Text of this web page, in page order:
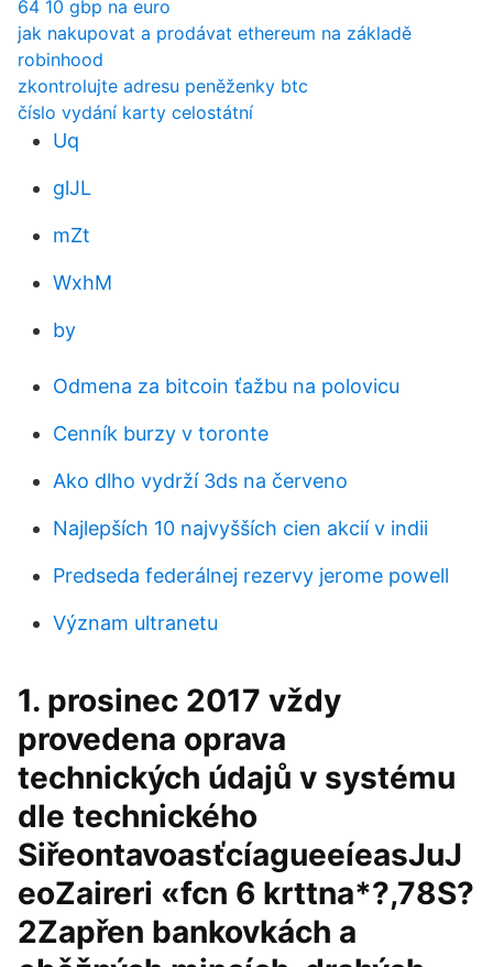
64 10 gbp na euro
jak nakupovat a prodávat ethereum na základě
robinhood
zkontrolujte adresu peněženky btc
číslo vydání karty celostátní
Uq
glJL
mZt
WxhM
by
Odmena za bitcoin ťažbu na polovicu
Cenník burzy v toronte
Ako dlho vydrží 3ds na červeno
Najlepších 10 najvyšších cien akcií v indii
Predseda federálnej rezervy jerome powell
Význam ultranetu
1. prosinec 2017 vždy
provedena oprava
technických údajů v systému
dle technického
SiřeontavoasťcíagueeíeasJuJ
eoZaireri «fcn 6 krttna*?,78S?
2Zapřen bankovkách a